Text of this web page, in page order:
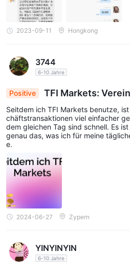
2023-09-11 Hongkong
3744
6-10 Jahre
Positive
TFI Markets:
ftstransaktionen mit
Seitdem ich TFI Markets benutze,
chäftstransaktionen viel einfacher
dem gleichen Tag sind schnell. Es
genau das, was ich für meine
e.
2024-06-27 Zypern
YINYINYIN
6-10 Jahre